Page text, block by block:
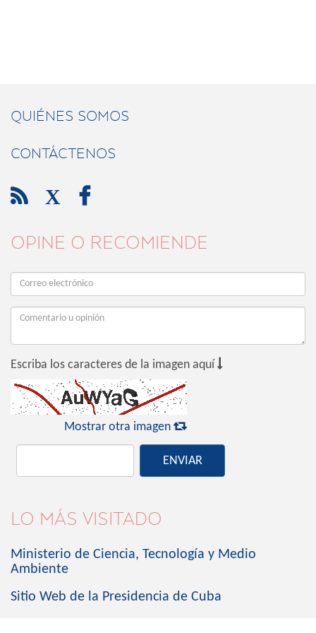
QUIÉNES SOMOS
CONTÁCTENOS
 X 
OPINE O RECOMIENDE
Escriba los caracteres de la imagen aquí 
Mostrar otra imagen 
ENVIAR
LO MÁS VISITADO
Ministerio de Ciencia, Tecnología y Medio
Ambiente
Sitio Web de la Presidencia de Cuba